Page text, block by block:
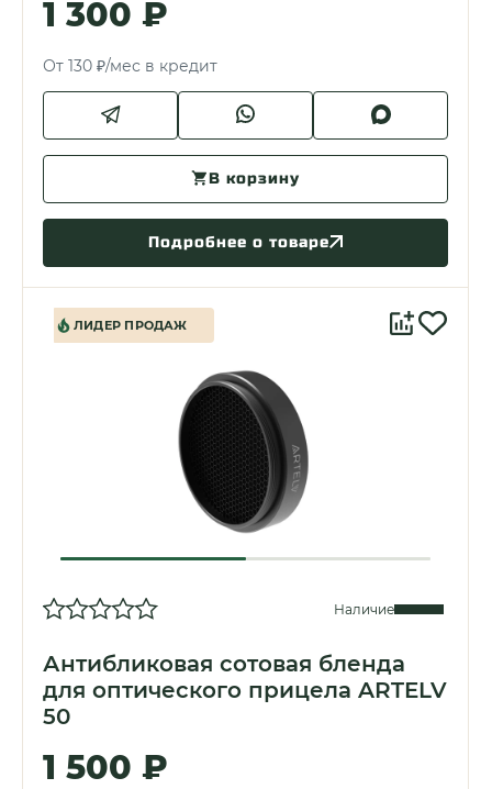
1 300 ₽
От 130 ₽/мес в кредит
В корзину
Подробнее о товаре
ЛИДЕР ПРОДАЖ
Наличие
Антибликовая сотовая бленда
для оптического прицела ARTELV
50
1 500 ₽